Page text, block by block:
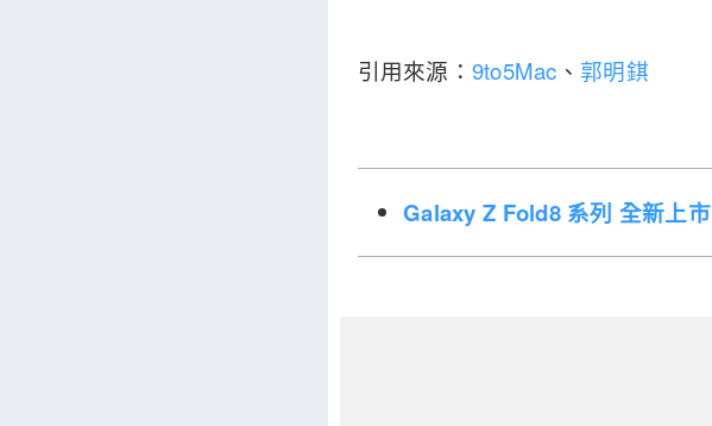
引用來源： 9to5Mac 、 郭明錤
Galaxy Z Fold8 系列 全新上市